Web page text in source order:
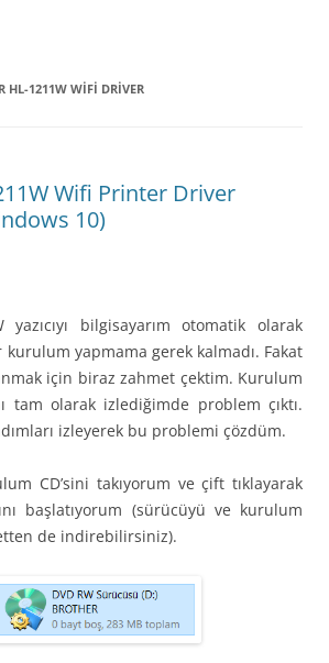
HL-1211W WIFI DRIVER
Wifi Printer Driver
10)
yazıcıyı bilgisayarım otomatik olarak
yapmama gerek kalmadı. Fakat
için biraz zahmet çektim. Kurulum
tam olarak izlediğimde problem çıktı.
izleyerek bu problemi çözdüm.
CD’sini takıyorum ve çift tıklayarak
başlatıyorum (sürücüyü ve kurulum
de indirebilirsiniz).